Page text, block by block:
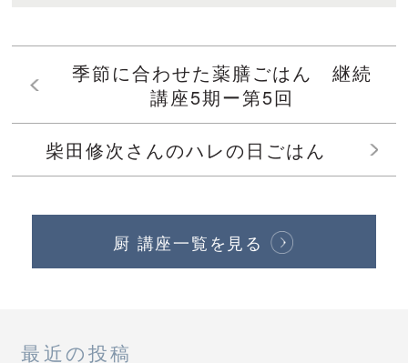
季節に合わせた薬膳ごはん 継続
講座5期ー第5回
柴田修次さんのハレの日ごはん
厨 講座一覧を見る
最近の投稿